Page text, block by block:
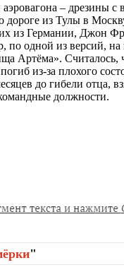
– дрезины
дороге из Тулы в
из Германии, Джон
одной из версий,
Артёма».
из-за плохого
до гибели отца,
должности.
"